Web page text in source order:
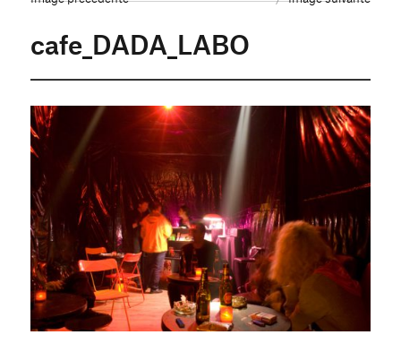
cafe_DADA_LABO